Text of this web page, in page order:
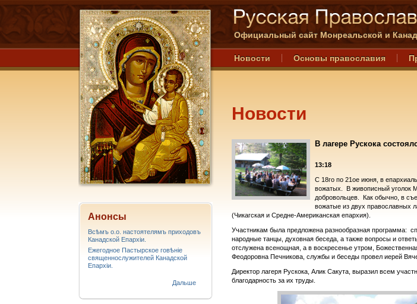
Официальный сайт Монреальской и
Новости Основы православия
Новости
В лагере Рускока
13:18
С 18го по 21ое июня, в
вожатых. В живописный уголок
добровольцев. Как обычно, в
вожатые из двух православных
(Чикагская и Средне-Американская епархия).
Участникам была предложена разнообразная программа:
народные танцы, духовная беседа, а также вопросы и
отслужена всенощная, а в воскресенье утром,
Феодоровна Печникова, службы и беседы провел иерей
Директор лагеря Рускока, Алик Сакута, выразил всем
благодарность за их труды.
Анонсы
Всѣмъ о.о. настоятелямъ приходовъ
Канадской Епархiи.
Ежегодное Пастырское говѣніе
священнослужителей Канадской
Епархіи.
Дальше